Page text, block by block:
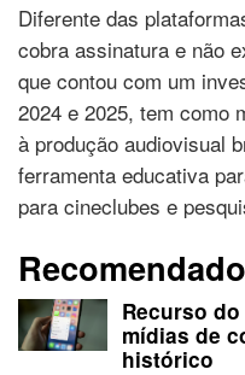
Diferente das
cobra assinatura e não
que contou com um
2024 e 2025, tem como
à produção audiovisual
ferramenta educativa
para cineclubes e
Recurso
mídias de
histórico